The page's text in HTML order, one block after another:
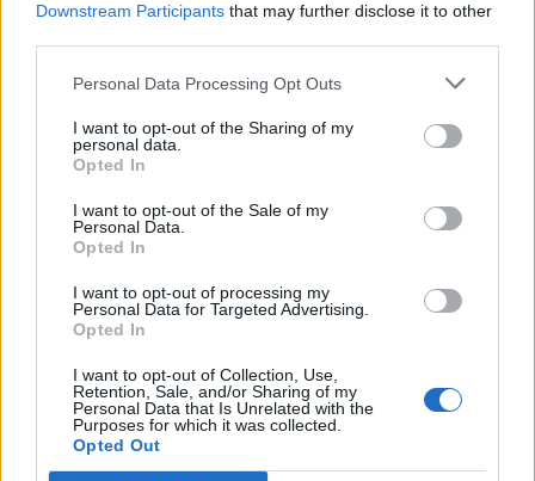
Downstream Participants that may further disclose it to other
Personal Data Processing Opt Outs
I want to opt-out of the Sharing of my
personal data.
Opted In
I want to opt-out of the Sale of my
Personal Data.
Opted In
I want to opt-out of processing my
Personal Data for Targeted Advertising.
Opted In
I want to opt-out of Collection, Use,
Retention, Sale, and/or Sharing of my
Personal Data that Is Unrelated with the
Purposes for which it was collected.
Opted Out
Edellinen artikkeli
ykköstähtiään – Gareth Balella
ei vieläkään asiaa
siirtymässä PSG:n peräsimeen
LIITTYVÄT ARTIKKELIT